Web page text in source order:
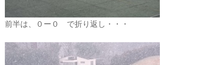
前半は、０ー０ で折り返し・・・